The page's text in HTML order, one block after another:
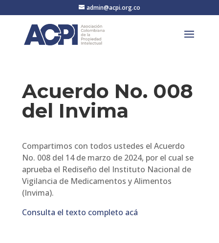
admin@acpi.org.co
Acuerdo No. 008
del Invima
Compartimos con todos ustedes el Acuerdo
No. 008 del 14 de marzo de 2024, por el cual se
aprueba el Rediseño del Instituto Nacional de
Vigilancia de Medicamentos y Alimentos
(Invima).
Consulta el texto completo acá